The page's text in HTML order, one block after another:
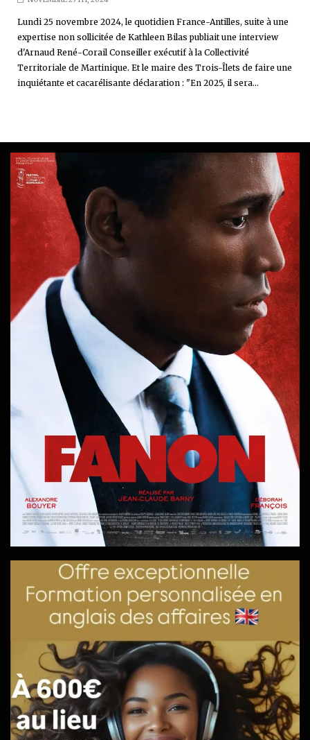
Lundi 25 novembre 2024, le quotidien France-Antilles, suite à une
expertise non sollicitée de Kathleen Bilas publiait une interview
d'Arnaud René-Corail Conseiller exécutif à la Collectivité
Territoriale de Martinique. Et le maire des Trois-Îlets de faire une
inquiétante et cacarélisante déclaration : "En 2025, il sera...